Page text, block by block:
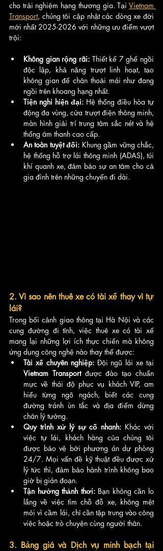
cho trải nghiệm hạng thương gia. Tại Vietnam
Transport, chúng tôi cập nhật các dòng xe đời
mới nhất 2025-2026 với những ưu điểm vượt
trội:
Không gian rộng rãi: Thiết kế 7 ghế ngồi
độc lập, khả năng trượt linh hoạt, tạo
không gian để chân thoải mái như đang
ngồi trên khoang hạng nhất.
Tiện nghi hiện đại: Hệ thống điều hòa tự
động đa vùng, cửa trượt điện thông minh,
màn hình giải trí trung tâm sắc nét và hệ
thống âm thanh cao cấp.
An toàn tuyệt đối: Khung gầm vững chắc,
hệ thống hỗ trợ lái thông minh (ADAS), túi
khí quanh xe, đảm bảo sự an tâm cho cả
gia đình trên những chuyến đi dài.
2. Vì sao nên thuê xe có tài xế thay vì tự
lái?
Trong bối cảnh giao thông tại Hà Nội và các
cung đường đi tỉnh, việc thuê xe có tài xế
mang lại những lợi ích thực chiến mà không
ứng dụng công nghệ nào thay thế được:
Tài xế chuyên nghiệp:
Vietnam Transport được đào tạo chuẩn
mực về thái độ phục vụ khách VIP, am
hiểu từng ngõ ngách, biết các cung
đường tránh ùn tắc và địa điểm dừng
chân lý tưởng.
Quy trình xử lý sự cố nhanh: Khác với
việc tự lái, khách hàng của chúng tôi
được bảo vệ bởi phương án dự phòng
24/7. Mọi vấn đề kỹ thuật đều được xử
lý tức thì, đảm bảo hành trình không bao
giờ bị gián đoạn.
Tận hưởng thảnh thơi: Bạn không cần lo
lắng về việc tìm chỗ đỗ xe, không mệt
mỏi vì cầm lái, chỉ cần tập trung vào công
việc hoặc trò chuyện cùng người thân.
3. Bảng giá và Dịch vụ minh bạch tại